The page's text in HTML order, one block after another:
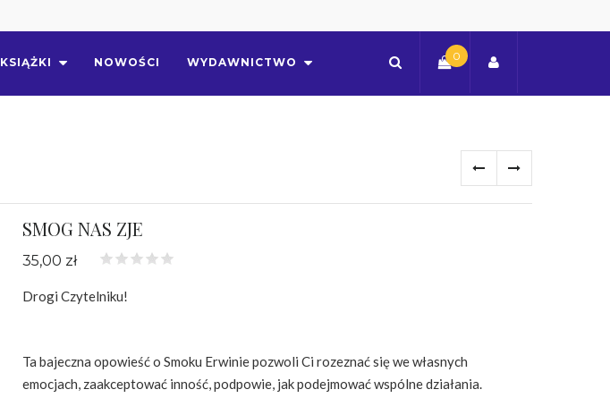
0
KSIĄŻKI NOWOŚCI WYDAWNICTWO
SMOG NAS ZJE
35,00 zł
Drogi Czytelniku!
Ta bajeczna opowieść o Smoku Erwinie pozwoli Ci rozeznać się we własnych
emocjach, zaakceptować inność, podpowie, jak podejmować wspólne działania.